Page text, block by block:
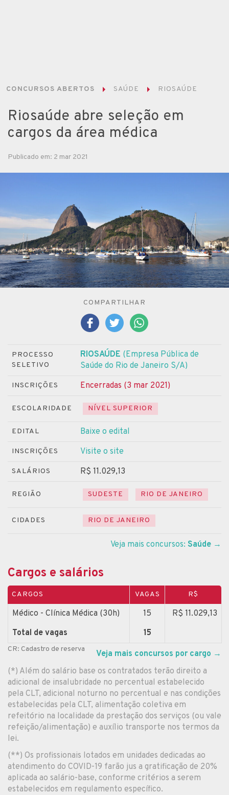
CONCURSOS ABERTOS SAÚDE RIOSAÚDE
Riosaúde abre seleção em
cargos da área médica
Publicado em: 2 mar 2021
COMPARTILHAR
PROCESSO
SELETIVO
RIOSAÚDE (Empresa Pública de
Saúde do Rio de Janeiro S/A)
INSCRIÇÕES Encerradas (3 mar 2021)
ESCOLARIDADE NÍVEL SUPERIOR
EDITAL Baixe o edital
INSCRIÇÕES Visite o site
SALÁRIOS R$ 11.029,13
REGIÃO SUDESTE RIO DE JANEIRO
CIDADES RIO DE JANEIRO
Veja mais concursos: Saúde →
Cargos e salários
CARGOS VAGAS R$
Médico - Clínica Médica (30h) 15
R$ 11.029,13
Total de vagas
15
CR: Cadastro de reserva Veja mais concursos por cargo →
(*) Além do salário base os contratados terão direito a
adicional de insalubridade no percentual estabelecido
pela CLT, adicional noturno no percentual e nas condições
estabelecidas pela CLT, alimentação coletiva em
refeitório na localidade da prestação dos serviços (ou vale
refeição/alimentação) e auxílio transporte nos termos da
lei.
(**) Os profissionais lotados em unidades dedicadas ao
atendimento do COVID-19 farão jus a gratificação de 20%
aplicada ao salário-base, conforme critérios a serem
estabelecidos em regulamento específico.